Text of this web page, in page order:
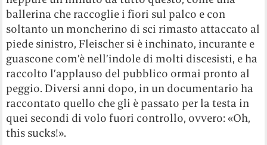
ballerina che raccoglie i fiori sul palco e con
soltanto un moncherino di sci rimasto attaccato al
piede sinistro, Fleischer si è inchinato, incurante e
guascone com’è nell’indole di molti discesisti, e ha
raccolto l’applauso del pubblico ormai pronto al
peggio. Diversi anni dopo, in un documentario ha
raccontato quello che gli è passato per la testa in
quei secondi di volo fuori controllo, ovvero: «Oh,
this sucks!».